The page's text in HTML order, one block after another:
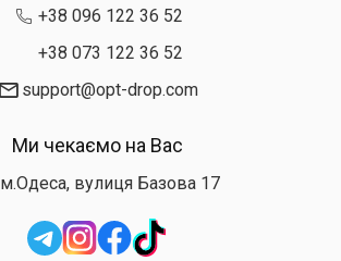
+38 096 122 36 52
+38 073 122 36 52
support@opt-drop.com
Ми чекаємо на Вас
м.Одеса, вулиця Базова 17